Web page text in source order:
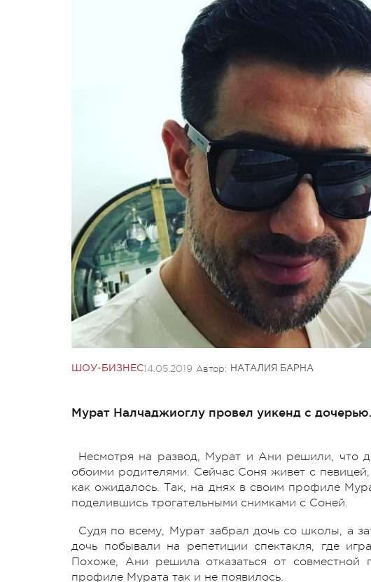
ШОУ-БИЗНЕС14.05.2019 Автор: НАТАЛИЯ БАРНА
Мурат Налчаджиоглу провел уикенд с дочерью.
Несмотря на развод, Мурат и Ани решили, что
обоими родителями. Сейчас Соня живет с
как ожидалось. Так, на днях в своим профиле
поделившись трогательными снимками с Соней.
Судя по всему, Мурат забрал дочь со школы, а
дочь побывали на репетиции спектакля, где
Похоже, Ани решила отказаться от
профиле Мурата так и не появилось.